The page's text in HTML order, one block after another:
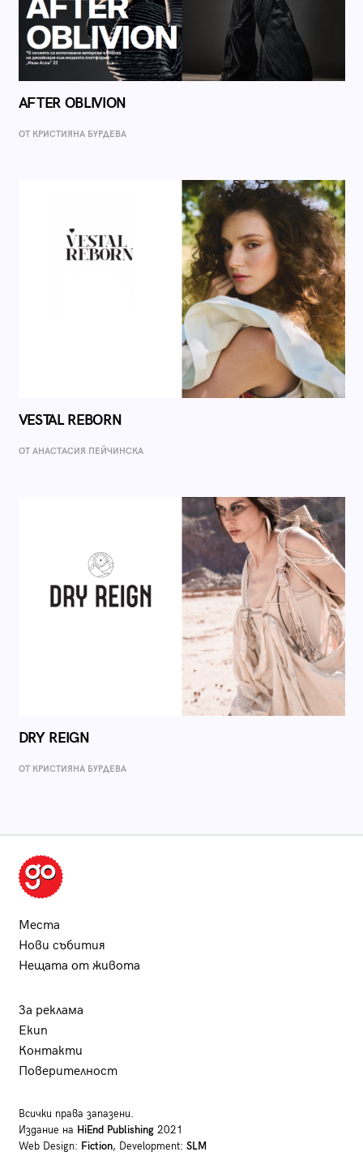
AFTER OBLIVION
ОТ КРИСТИЯНА БУРДЕВА
VESTAL REBORN
ОТ AНАСТАСИЯ ПЕЙЧИНСКА
DRY REIGN
ОТ КРИСТИЯНА БУРДЕВА
Места
Нови събития
Нещата от живота
За реклама
Екип
Контакти
Поверителност
Всички права запазени.
Издание на HiEnd Publishing2021
Web Design: Fiction, Development: SLM